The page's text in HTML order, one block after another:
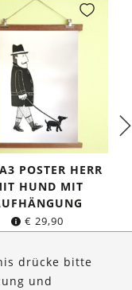
POSTER HERR
HUND MIT
€ 29,90
drücke bitte
und